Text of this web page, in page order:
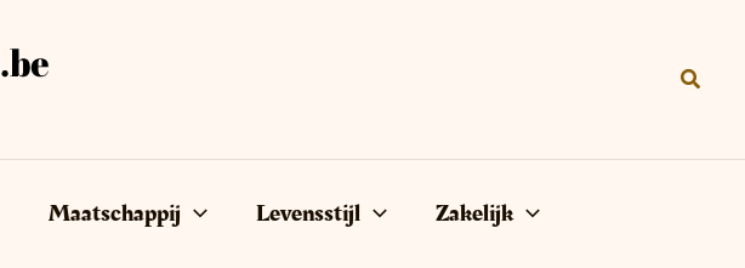
Maatschappij Levensstijl Zakelijk